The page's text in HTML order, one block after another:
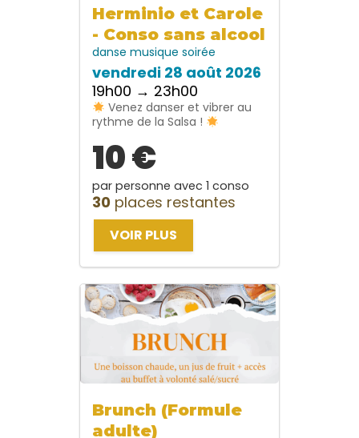
Herminio et Carole
- Conso sans alcool
danse musique soirée
vendredi 28 août 2026
19h00 → 23h00
Venez danser et vibrer au
rythme de la Salsa !
10 €
par personne avec 1 conso
30 places restantes
VOIR PLUS
Brunch (Formule
adulte)